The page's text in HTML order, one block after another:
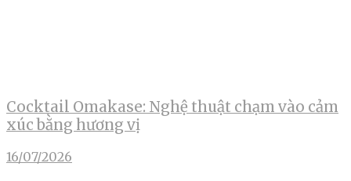
Cocktail Omakase: Nghệ thuật chạm vào cảm
xúc bằng hương vị
16/07/2026